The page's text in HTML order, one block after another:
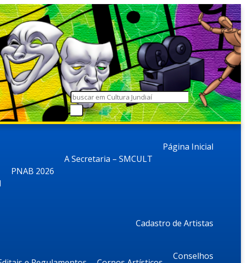
Página Inicial
A Secretaria – SMCULT
PNAB 2026
Cadastro de Artistas
Conselhos